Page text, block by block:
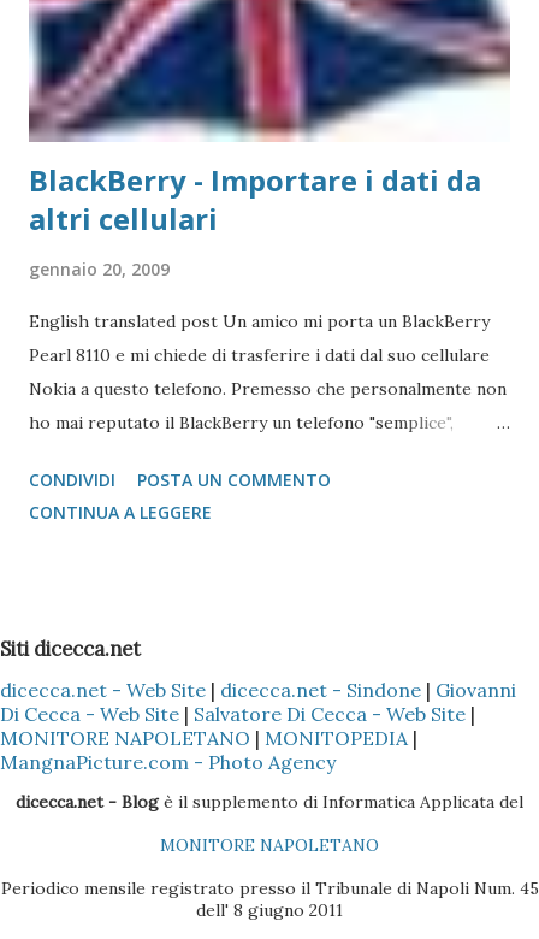
stampante che vogliamo collegare al Mac. Il caso che
abbiamo usato nei precedenti post,...
BlackBerry - Importare i dati da
altri cellulari
gennaio 20, 2009
English translated post Un amico mi porta un BlackBerry
Pearl 8110 e mi chiede di trasferire i dati dal suo cellulare
Nokia a questo telefono. Premesso che personalmente non
ho mai reputato il BlackBerry un telefono "semplice",
l'idea di mandare i vcard via bluetooth (come si fa con quasi
tutti i Nokia e Samsung), l'unica alternativa è quella di
Nokia PC Suite 3 - Sincronizzare solo la Rubrica
(ovviamente dipende sempre se il cellulare Nokia è il Vostro
o di un Vostro amico) del Nokia con l'Outlook, così che tutti
i dati presenti nella Rubrica siano copiati nella sezione
Contatti dell'Outlook 4 - Scaricare l'ultima versione del
CONDIVIDI
POSTA UN COMMENTO
CONTINUA A LEGGERE
Siti dicecca.net
dicecca.net - Web Site | dicecca.net - Sindone | Giovanni
Di Cecca - Web Site | Salvatore Di Cecca - Web Site |
MONITORE NAPOLETANO | MONITOPEDIA |
MangnaPicture.com - Photo Agency
dicecca.net - Blogè il supplemento di Informatica Applicata del
MONITORE NAPOLETANO
Periodico mensile registrato presso il Tribunale di Napoli Num. 45
dell' 8 giugno 2011